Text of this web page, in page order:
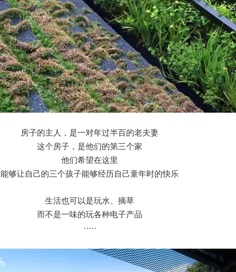
房子的主人，是一对年过半百的老夫妻
这个房子，是他们的第三个家
他们希望在这里
能够让自己的三个孩子能够经历自己童年时的快乐
生活也可以是玩水、摘草
而不是一味的玩各种电子产品
·····